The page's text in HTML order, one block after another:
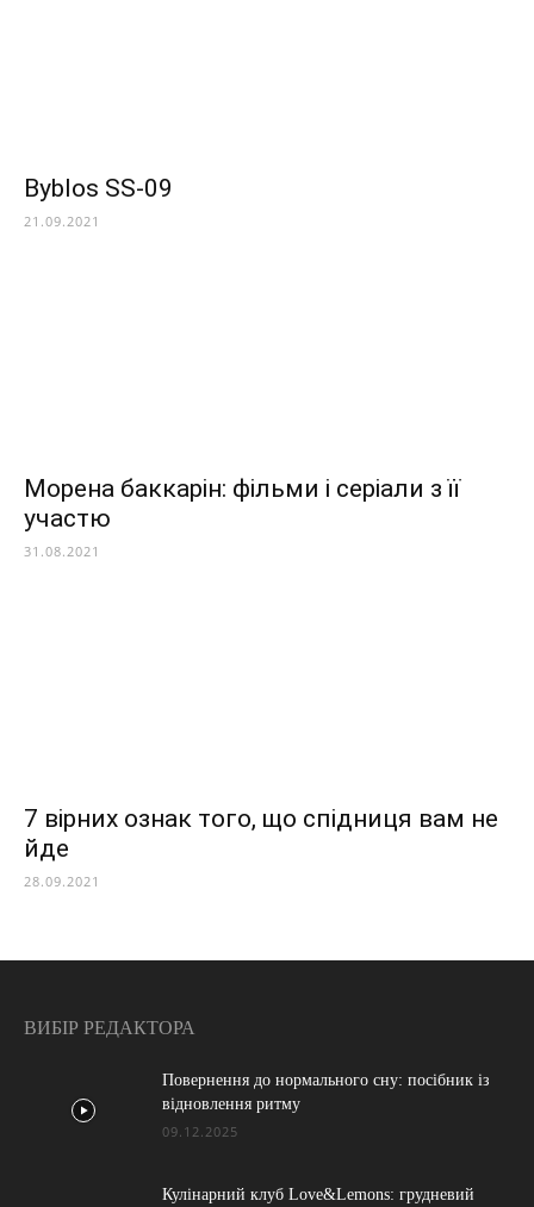
Byblos SS-09
21.09.2021
Морена баккарін: фільми і серіали з її
участю
31.08.2021
7 вірних ознак того, що спідниця вам не
йде
28.09.2021
ВИБІР РЕДАКТОРА
Повернення до нормального сну: посібник із
відновлення ритму
09.12.2025
Кулінарний клуб Love&Lemons: грудневий